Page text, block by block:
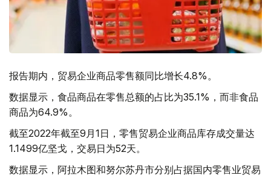
报告期内，贸易企业商品零售额同比增长4.8%。
数据显示，食品商品在零售总额的占比为35.1%，而非食品
商品为64.9%。
截至2022年截至9月1日，零售贸易企业商品库存成交量达
1.1499亿坚戈，交易日为52天。
数据显示，阿拉木图和努尔苏丹市分别占据国内零售业贸易